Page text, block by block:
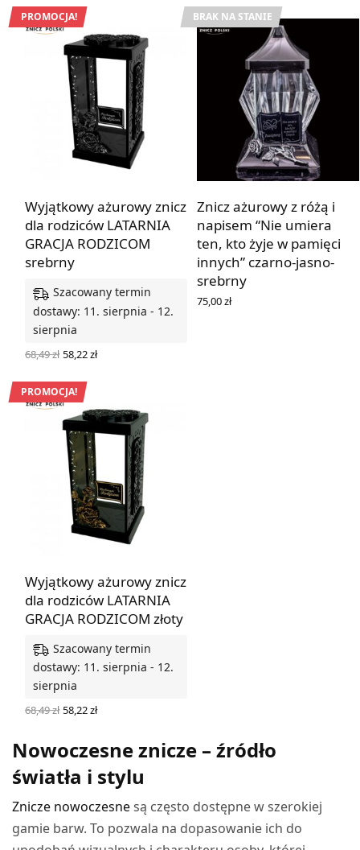
PROMOCJA!
Wyjątkowy ażurowy znicz
dla rodziców LATARNIA
GRACJA RODZICOM
srebrny
Szacowany termin
dostawy: 11. sierpnia - 12.
sierpnia
68,49zł Pierwotna
cena
wynosiła:
68,49 zł.
58,22złAktualna
BRAK NA STANIE
Znicz ażurowy z różą i
napisem “Nie umiera
ten, kto żyje w pamięci
innych” czarno-jasno-
srebrny
75,00zł
PROMOCJA!
Wyjątkowy ażurowy znicz
dla rodziców LATARNIA
GRACJA RODZICOM złoty
Szacowany termin
dostawy: 11. sierpnia - 12.
sierpnia
68,49zł Pierwotna
cena
68,49 zł.
58,22złAktualna
58,22 zł.
Nowoczesne znicze – źródło
światła i stylu
Znicze nowoczesnesą często dostępne w szerokiej
gamie barw. To pozwala na dopasowanie ich do